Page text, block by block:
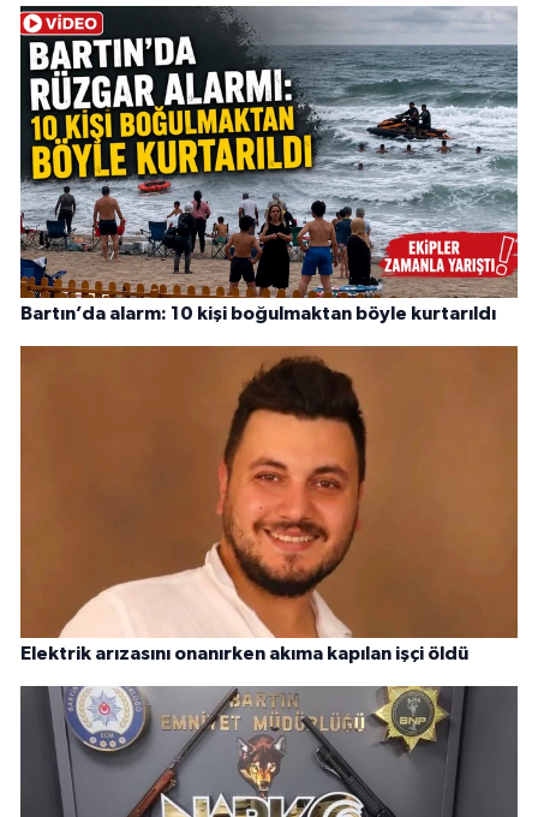
Bartın’da alarm: 10 kişi boğulmaktan böyle kurtarıldı
Elektrik arızasını onanırken akıma kapılan işçi öldü